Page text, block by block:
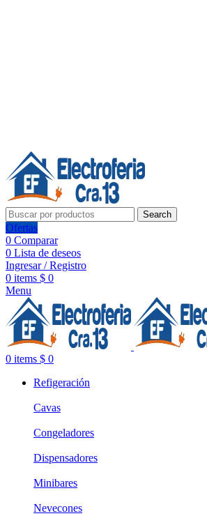
Search
Ofertas
0 Comparar
0 Lista de deseos
Ingresar / Registro
0 items $ 0
Menu
0 items $ 0
Refigeración
Cavas
Congeladores
Dispensadores
Minibares
Nevecones